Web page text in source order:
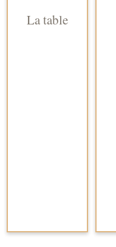
La table